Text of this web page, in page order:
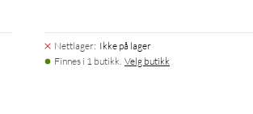
Nettlager: Ikke på lager
Finnes i 1 butikk. Velg butikk